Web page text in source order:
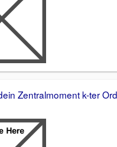
Zentralmoment k-ter